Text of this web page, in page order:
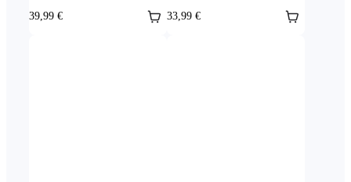
39,99 € 33,99 €